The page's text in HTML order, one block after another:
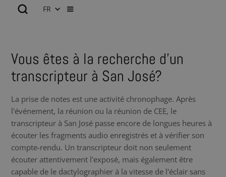
FR
Vous êtes à la recherche d’un
transcripteur à San José?
La prise de notes est une activité chronophage. Après
l'événement, la réunion ou la réunion de CEE, le
transcripteur à San José passe encore de longues heures à
écouter les fragments audio enregistrés et à vérifier son
compte-rendu. Un transcripteur doit non seulement
écouter attentivement l'exposé, mais également être
capable de le dactylographier à la vitesse de l'éclair sans